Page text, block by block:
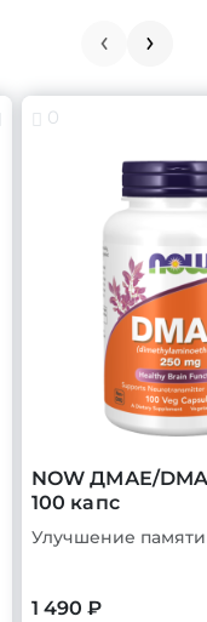
0
NOW ДМАЕ/
100 капс
1 490 ₽